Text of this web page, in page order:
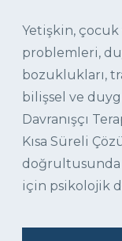
Yetişkin,
problemleri,
bozuklukları,
bilişsel ve
Davranışçı
Kısa Süreli
doğrultusunda
için psikolojik